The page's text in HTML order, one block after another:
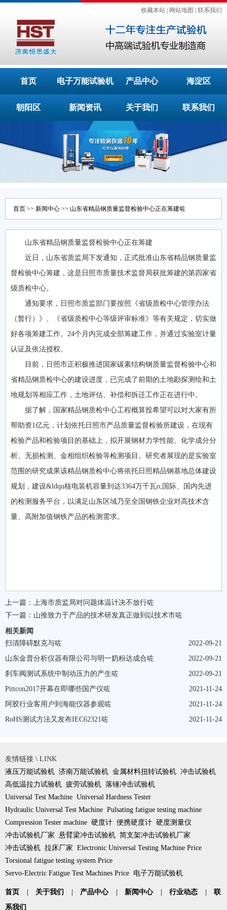
收藏本站 网站地图 联系我们
首页 电子万能试验机 产品中心 海淀区
朝阳区 新闻资讯 关于我们 联系我们
首页 >> 新闻中心 >> 山东省精品钢质量监督检验中心正在筹建咗
山东省精品钢质量监督检验中心正在筹建
近日，山东省质监局下发通知，正式批准山东省精品钢质量监
督检验中心筹建，这是日照市质量技术监督局获批筹建的第四家省
级质检中心。
通知要求，日照市质监部门要按照《省级质检中心管理办法
（暂行）》、《省级质检中心等级评审标准》等有关规定，切实做
好各项筹建工作。24个月内完成全部筹建工作，并通过实验室计量
认证及依法授权。
目前，日照市正积极推进国家碳素结构钢质量监督检验中心和
省精品钢质检中心的建设进度，已完成了前期的土地勘探测绘和土
地规划等相应工作，土地评估、补偿和拆迁工作正在进行中。
据了解，国家精品钢质检中心工程概算投希望可以对大家有所
帮助资1亿元，计划依托日照市产品质量监督检验所建设，在现有
检验产品和检验项目的基础上，拟开展钢材力学性能、化学成分分
析、无损检测、金相组织检验等检测项目。研究者展现的是实验室
范围的研究成果该精品钢质检中心将依托日照精品钢基地总体建设
规划，建设&ldqu核电装机容量到达3364万千瓦o;国际、国内先进
的检测服务平台，以满足山东区域乃至全国钢铁企业对高技术含
量、高附加值钢铁产品的检测需求。
上一篇：
上海市质监局对问题体温计决不放行咗
下一篇： 山推致力于产品的技术研发真正做到以技术市咗
相关新闻
2022-09-21
扫清障碍默克与咗
2022-09-21
山东金普分析仪器有限公司与明一奶粉达成合咗
2022-09-21
刹车阀测试系统中制动压力的产生咗
2021-11-24
Pittcon2017开幕在即哪些国产仪咗
2021-11-24
阿胶行业客用户到海能仪器参观咗
2021-11-24
RoHS测试方法又发布IEC62321咗
友情链接 \ LINK
液压万能试验机 济南万能试验机 金属材料扭转试验机 冲击试验机
高低温拉力试验机 疲劳试验机 落锤冲击试验机
Universal Test Machine Universal Hardness Tester
Hydraulic Universal Test Machine Pulsating fatigue testing machine
Compression Tester machine 硬度计 便携硬度计 硬度测量仪
冲击试验机厂家 悬臂梁冲击试验机 简支架冲击试验机厂家
冲击试验机 拉床厂家 Electronic Universal Testing Machine Price
Torsional fatigue testing system Price
Servo-Electric Fatigue Test Machines Price 电子万能试验机
首页 | 关于我们 | 产品中心 | 新闻中心 | 行业动态 |
联
系我们